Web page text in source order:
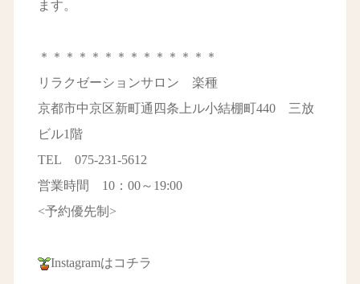
ます。
＊＊＊＊＊＊＊＊＊＊＊＊＊＊
リラクゼーションサロン 楽種
京都市中京区新町通四条上ル小結棚町440 三放
ビル1階
TEL 075-231-5612
営業時間 10：00～19:00
<予約優先制>
Instagramはコチラ